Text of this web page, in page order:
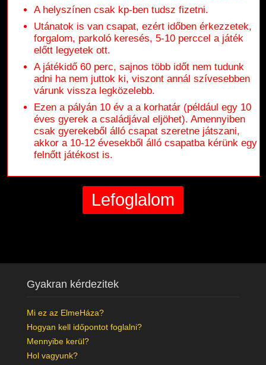
A helyszínen csak kp-ben tudsz fizetni.
Utánatok is van csapat, ezért időben érkezzetek,
forgalom, parkoló keresés, 5-10 perccel a játék
előtt legyetek ott.
A játékidő 60 perc, sajnos több időt nem tudunk
adni ha nem juttok ki, viszont annál szívesebben
várunk vissza legközelebb.
Ezen a pályán 10 év a a korhatár (például egy 10
éves gyerek a családjával eljöhet). Amennyiben
csak gyerekeből álló csapat szeretne játszani,
akkor a 10-12 évesekből álló csapatba kérünk egy
felnőtt játékost is.
Gyakran kérdezitek
Mi ez az ElmeHáza?
Hogyan kell időpontot foglalni?
Mennyibe kerül?
Hol vagyunk?